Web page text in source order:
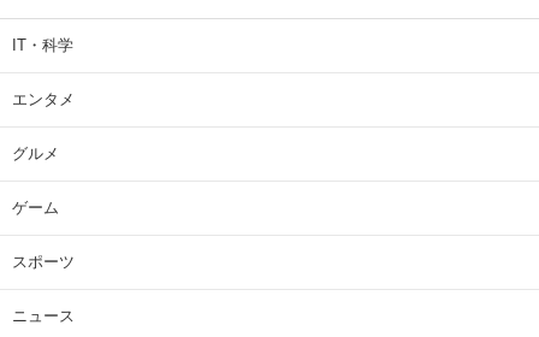
IT・科学
エンタメ
グルメ
ゲーム
スポーツ
ニュース